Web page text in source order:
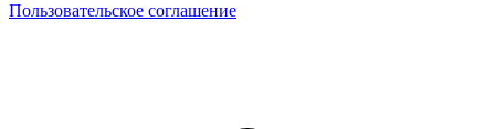
Пользовательское соглашение